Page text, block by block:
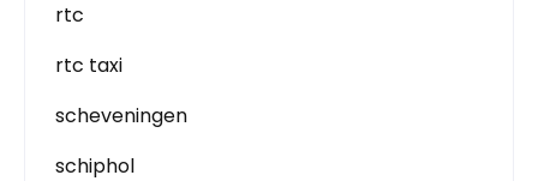
rtc
rtc taxi
scheveningen
schiphol